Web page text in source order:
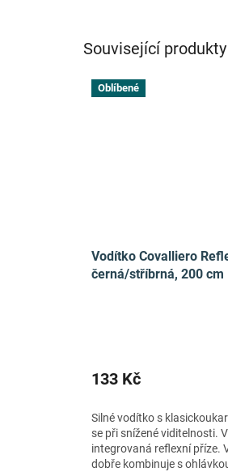
Související produkty
Oblíbené
Vodítko Covalliero
černá/stříbrná, 200 cm
133 Kč
Silné vodítko s
se při snížené viditelnosti.
integrovaná reflexní příze.
dobře kombinuje s